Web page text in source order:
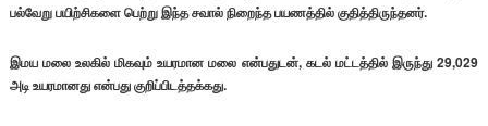
பல்வேறு பயிற்சிகளை பெற்று இந்த சவால் நிறைந்த பயணத்தில் குதித்திருந்தனர்.
இமய மலை உலகில் மிகவும் உயரமான மலை என்பதுடன், கடல் மட்டத்தில் இருந்து 29,029
அடி உயரமானது என்பது குறிப்பிடத்தக்கது.